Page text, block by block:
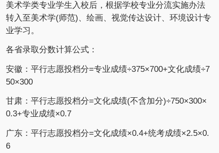
美术学类专业学生入校后，根据学校专业分流实施办法
转入至美术学(师范)、绘画、视觉传达设计、环境设计专
业学习。
各省录取分数计算公式：
安徽：平行志愿投档分=专业成绩÷375×700+文化成绩÷7
50×300
甘肃：平行志愿投档分=文化成绩(不含加分)÷750×300×
0.3+专业成绩×0.7
广东：平行志愿投档分=文化成绩×0.4+统考成绩×2.5×0.
6